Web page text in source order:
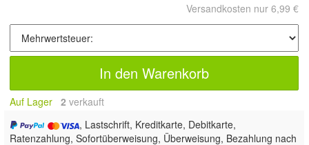
Versandkosten nur 6,99 €
In den Warenkorb
Auf Lager 2 verkauft
, Lastschrift, Kreditkarte, Debitkarte,
Ratenzahlung, Sofortüberweisung, Überweisung, Bezahlung nach